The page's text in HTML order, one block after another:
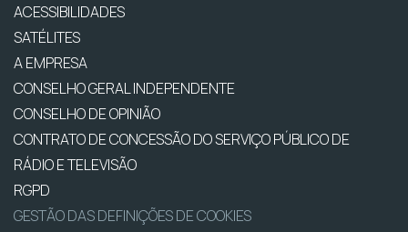
ACESSIBILIDADES
SATÉLITES
A EMPRESA
CONSELHO GERAL INDEPENDENTE
CONSELHO DE OPINIÃO
CONTRATO DE CONCESSÃO DO SERVIÇO PÚBLICO DE
RÁDIO E TELEVISÃO
RGPD
GESTÃO DAS DEFINIÇÕES DE COOKIES